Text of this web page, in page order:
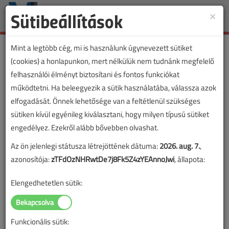
Toggle
×
Sütibeállítások
Mint a legtöbb cég, mi is használunk úgynevezett sütiket
(cookies) a honlapunkon, mert nélkülük nem tudnánk megfelelő
felhasználói élményt biztosítani és fontos funkciókat
működtetni. Ha beleegyezik a sütik használatába, válassza azok
elfogadását. Önnek lehetősége van a feltétlenül szükséges
sütiken kívül egyénileg kiválasztani, hogy milyen típusú sütiket
engedélyez. Ezekről alább bővebben olvashat.
Az ön jelenlegi státusza létrejöttének dátuma:2026. aug. 7.,
azonosítója:zTFdOzNHRwtDe7j8Fk5Z4zYEAnnoJwi, állapota:
Elengedhetetlen sütik:
Funkcionális sütik: